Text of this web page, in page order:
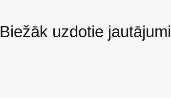
Biežāk uzdotie jautājumi